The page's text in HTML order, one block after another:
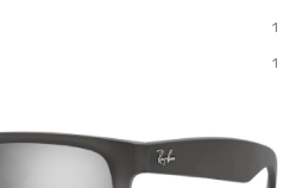
1
1